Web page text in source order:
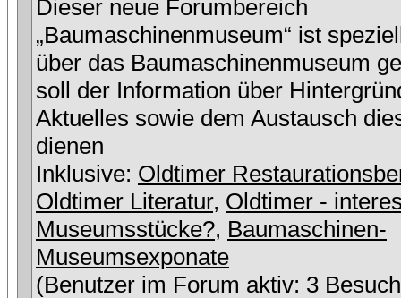
Dieser neue Forumbereich
„Baumaschinenmuseum“ ist
über das Baumaschinenmuseum
soll der Information über
Aktuelles sowie dem Austausch
dienen
Inklusive: Oldtimer
Oldtimer Literatur, Oldtimer -
Museumsstücke?, Baumaschinen-
Museumsexponate
(Benutzer im Forum aktiv: 3